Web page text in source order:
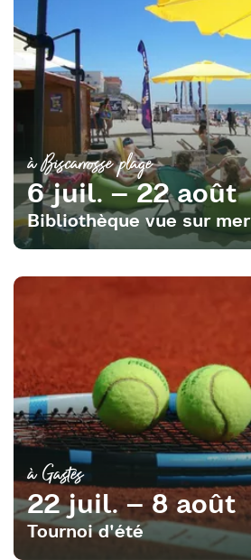
à Biscarrosse plage
6 juil. – 22 août
Bibliothèque vue sur mer
à Gastes
22 juil. – 8 août
Tournoi d'été